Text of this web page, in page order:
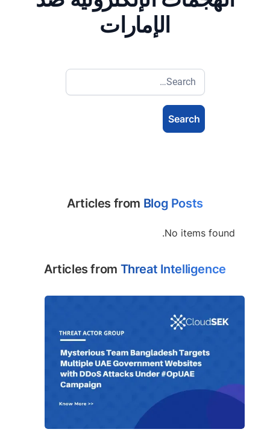
الإمارات
Articles from Blog Posts
No items found.
Articles from Threat Intelligence